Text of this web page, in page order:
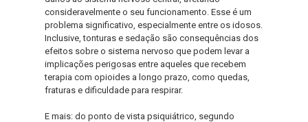
consideravelmente o seu funcionamento. Esse é um
problema significativo, especialmente entre os idosos.
Inclusive, tonturas e sedação são consequências dos
efeitos sobre o sistema nervoso que podem levar a
implicações perigosas entre aqueles que recebem
terapia com opioides a longo prazo, como quedas,
fraturas e dificuldade para respirar.
E mais: do ponto de vista psiquiátrico, segundo